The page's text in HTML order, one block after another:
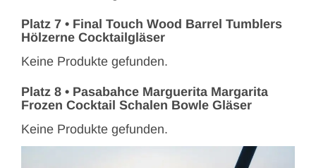
Platz 7 • Final Touch Wood Barrel Tumblers
Hölzerne Cocktailgläser
Keine Produkte gefunden.
Platz 8 • Pasabahce Marguerita Margarita
Frozen Cocktail Schalen Bowle Gläser
Keine Produkte gefunden.